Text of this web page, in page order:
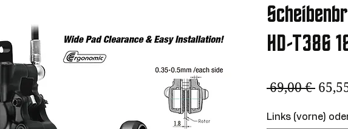
HD-T386
69,00 €
Links (vorne)